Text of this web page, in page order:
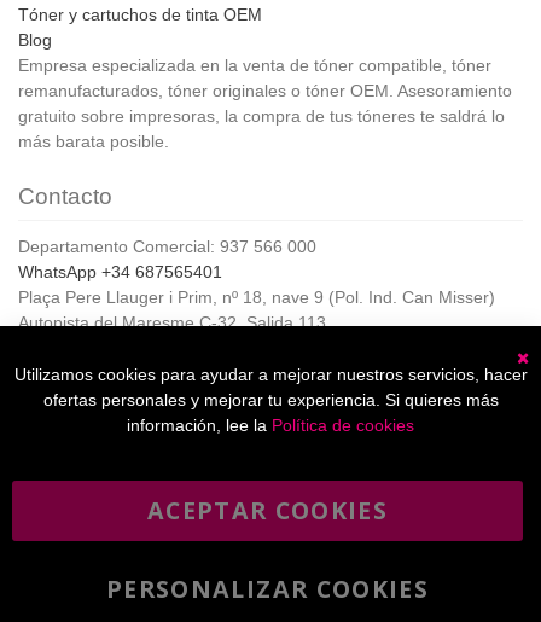
Tóner y cartuchos de tinta OEM
Blog
Empresa especializada en la venta de tóner compatible, tóner
remanufacturados, tóner originales o tóner OEM. Asesoramiento
gratuito sobre impresoras, la compra de tus tóneres te saldrá lo
más barata posible.
Contacto
Departamento Comercial: 937 566 000
WhatsApp +34 687565401
Plaça Pere Llauger i Prim, nº 18, nave 9 (Pol. Ind. Can Misser)
Autopista del Maresme C-32, Salida 113
Horario de Atención al cliente:
De lunes a jueves de 8:00 a 17:00,
Viernes de 8:00 a 15:00
informativo
He leído y acepto lapolítica de privacidad
Utilizamos cookies para ayudar a mejorar nuestros servicios, hacer
ofertas personales y mejorar tu experiencia. Si quieres más
información, lee la Política de cookies
ACEPTAR COOKIES
PERSONALIZAR COOKIES